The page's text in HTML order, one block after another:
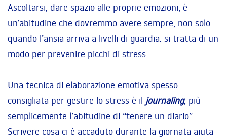
Ascoltarsi, dare spazio alle proprie emozioni, è
un’abitudine che dovremmo avere sempre, non solo
quando l’ansia arriva a livelli di guardia: si tratta di un
modo per prevenire picchi di stress.
Una tecnica di elaborazione emotiva spesso
consigliata per gestire lo stress è il journaling, più
semplicemente l’abitudine di “tenere un diario”.
Scrivere cosa ci è accaduto durante la giornata aiuta